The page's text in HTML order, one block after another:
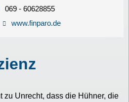
069 - 60628855
www.finparo.de
zu Unrecht, dass die Hühner, die